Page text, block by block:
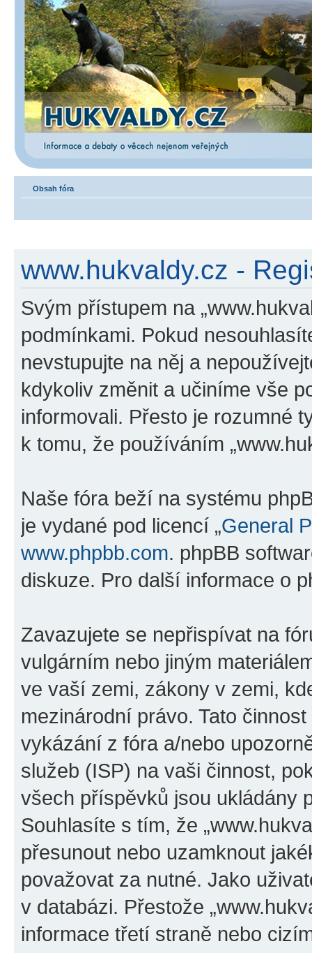
Obsah fóra
www.hukvaldy.cz -
Svým přístupem na
podmínkami. Pokud
nevstupujte na něj a
kdykoliv změnit a učiníme vše
informovali. Přesto je rozumné
k tomu, že používáním
Naše fóra beží na systému
je vydané pod licencí „General
www.phpbb.com. phpBB
diskuze. Pro další informace o
Zavazujete se nepřispívat na
vulgárním nebo jiným
ve vaší zemi, zákony v zemi,
mezinárodní právo. Tato
vykázání z fóra a/nebo
služeb (ISP) na vaši činnost,
všech příspěvků jsou ukládány
Souhlasíte s tím, že
přesunout nebo uzamknout
považovat za nutné. Jako
v databázi. Přestože
informace třetí straně nebo